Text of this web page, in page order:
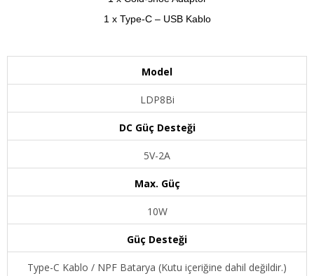
1 x Type-C – USB Kablo
Model
LDP8Bi
DC Güç Desteği
5V-2A
Max. Güç
10W
Güç Desteği
Type-C Kablo / NPF Batarya (Kutu içeriğine dahil değildir.)